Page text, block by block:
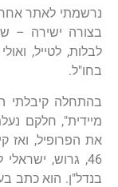
נרשמתי לאתר
בצורה ישירה –
לבלות, לטייל,
בחו"ל.
בהתחלה קיבלתי
מיידית", חלקם
את הפרופיל, ואז
בנדל"ן. הוא כתב